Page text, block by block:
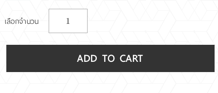
เลือกจำนวน
ADD TO CART